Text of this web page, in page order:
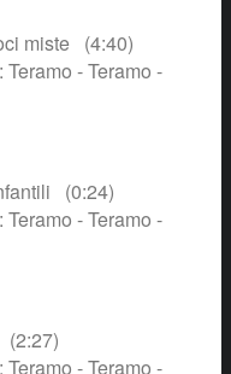
miste (4:40)
- Teramo -
(0:24)
- Teramo -
(2:27)
- Teramo -